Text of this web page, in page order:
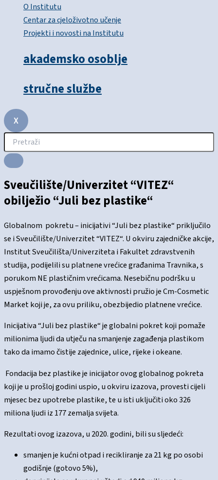
O Institutu
Centar za cjeloživotno učenje
Projekti i novosti na Institutu
akademsko osoblje
stručne službe
X
Sveučilište/Univerzitet “VITEZ“
obilježio “Juli bez plastike“
Globalnom pokretu – inicijativi “Juli bez plastike“ priključilo
se i Sveučilište/Univerzitet “VITEZ“. U okviru zajedničke akcije,
Institut Sveučilišta/Univerziteta i Fakultet zdravstvenih
studija, podijelili su platnene vrećice građanima Travnika, s
porukom NE plastičnim vrećicama. Nesebičnu podršku u
uspješnom provođenju ove aktivnosti pružio je Cm-Cosmetic
Market koji je, za ovu priliku, obezbijedio platnene vrećice.
Inicijativa “Juli bez plastike“ je globalni pokret koji pomaže
milionima ljudi da utječu na smanjenje zagađenja plastikom
tako da imamo čistije zajednice, ulice, rijeke i okeane.
Fondacija bez plastike je inicijator ovog globalnog pokreta
koji je u prošloj godini uspio, u okviru izazova, provesti cijeli
mjesec bez upotrebe plastike, te u isti uključiti oko 326
miliona ljudi iz 177 zemalja svijeta.
Rezultati ovog izazova, u 2020. godini, bili su sljedeći:
smanjen je kućni otpad i recikliranje za 21 kg po osobi
godišnje (gotovo 5%),